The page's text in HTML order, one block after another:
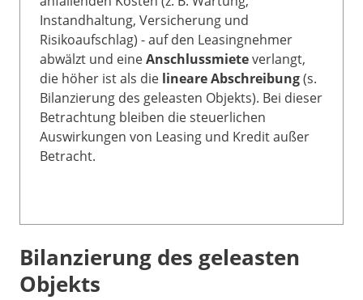
Instandhaltung, Versicherung und
Risikoaufschlag) - auf den Leasingnehmer
abwälzt und eineAnschlussmieteverlangt,
die höher ist als die lineare Abschreibung(s.
Bilanzierung des geleasten Objekts). Bei dieser
Betrachtung bleiben die steuerlichen
Auswirkungen von Leasing und Kredit außer
Betracht.
Bilanzierung des geleasten
Objekts